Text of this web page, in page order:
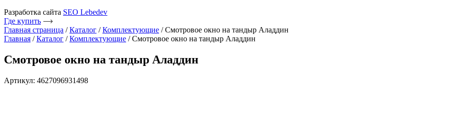
Разработка сайта SEO Lebedev
Где купить
Главная страница /Каталог /Комплектующие /Смотровое окно на тандыр Аладдин
Главная /Каталог /Комплектующие / Смотровое окно на тандыр Аладдин
Смотровое окно на тандыр Аладдин
Артикул: 4627096931498